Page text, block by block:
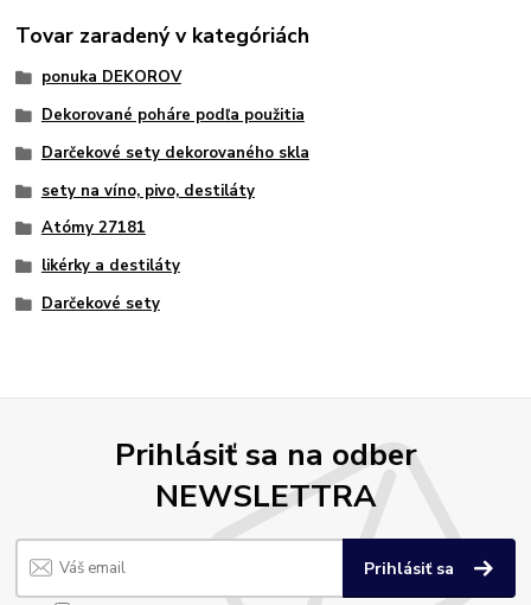
Tovar zaradený v kategóriách
ponuka DEKOROV
Dekorované poháre podľa použitia
Darčekové sety dekorovaného skla
sety na víno, pivo, destiláty
Atómy 27181
likérky a destiláty
Darčekové sety
Prihlásiť sa na odber
NEWSLETTRA
Prihlásiť sa